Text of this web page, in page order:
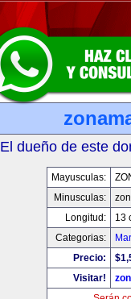
El dueño de este
Mayusculas:
Minusculas:
Longitud:
13
Categorias:
Precio:
Visitar!